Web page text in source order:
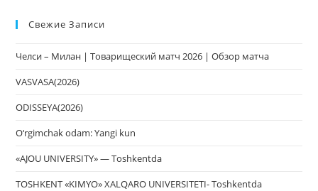
Свежие Записи
Челси – Милан | Товарищеский матч 2026 | Обзор матча
VASVASA(2026)
ODISSEYA(2026)
O‘rgimchak odam: Yangi kun
«AJOU UNIVERSITY» — Toshkentda
TOSHKENT «KIMYO» XALQARO UNIVERSITETI- Toshkentda